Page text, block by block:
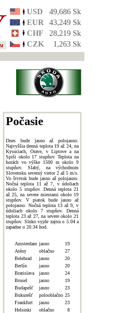
USD
49,686 Sk
EUR
43,249 Sk
CHF
28,219 Sk
CZK
1,263 Sk
Počasie
Dnes bude jasno až polojasno.
Najvyššia denná teplota 19 až 24, na
Kysuciach, Orave, v Liptove a na
Spiši okolo 17 stupňov. Teplota na
horách vo výške 1500 m okolo 9
stupňov. Slabý, na východnom
Slovensku severný vietor 2 až 5 m/s.
Vo štvrtok bude jasno až polojasno.
Nočná teplota 11 až 7, v údoliach
okolo 5 stupňov. Denná teplota 21
až 25, na severe miestami okolo 19
stupňov. V piatok bude jasno až
polojasno. Nočná teplota 13 až 9, v
údoliach okolo 7 stupňov. Denná
teplota 23 až 27, na severe okolo 21
stupňov. Slnko vyjde zajtra o 5.04 a
zapadne o 20.34 hod.
Amsterdam jasno
19
Atény
oblačno
27
Belehrad
jasno
20
Berlín
jasno
20
Bratislava
jasno
24
Brusel
jasno
19
Budapešť
jasno
23
Bukurešť
polooblačno 25
Frankfurt
jasno
23
Helsinki
oblačno
8